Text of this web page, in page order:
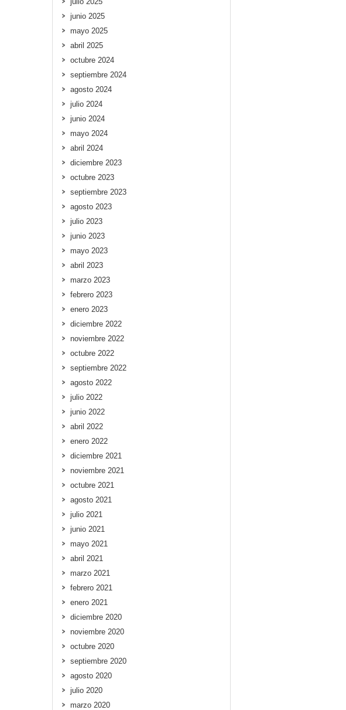
junio 2025
mayo 2025
abril 2025
octubre 2024
septiembre 2024
agosto 2024
julio 2024
junio 2024
mayo 2024
abril 2024
diciembre 2023
octubre 2023
septiembre 2023
agosto 2023
julio 2023
junio 2023
mayo 2023
abril 2023
marzo 2023
febrero 2023
enero 2023
diciembre 2022
noviembre 2022
octubre 2022
septiembre 2022
agosto 2022
julio 2022
junio 2022
abril 2022
enero 2022
diciembre 2021
noviembre 2021
octubre 2021
agosto 2021
julio 2021
junio 2021
mayo 2021
abril 2021
marzo 2021
febrero 2021
enero 2021
diciembre 2020
noviembre 2020
octubre 2020
septiembre 2020
agosto 2020
julio 2020
marzo 2020